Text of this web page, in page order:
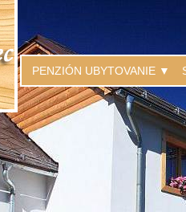
PENZIÓN UBYTOVANIE ▼